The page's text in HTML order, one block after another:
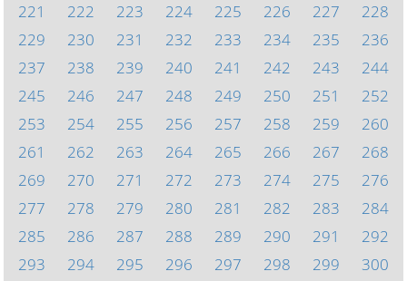
221
222 223 224 225 226 227
228
229
230 231 232 233 234 235
236
237
238 239 240 241 242 243
244
245
246 247 248 249 250 251
252
253
254 255 256 257 258 259
260
261
262 263 264 265 266 267
268
269
270 271 272 273 274 275
276
277
278 279 280 281 282 283
284
285
286 287 288 289 290 291
292
293
294 295 296 297 298 299
300